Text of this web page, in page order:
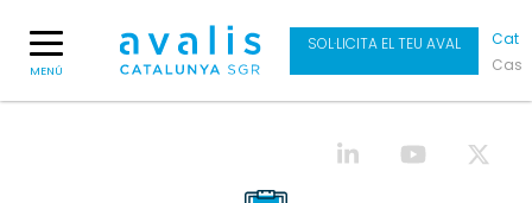
MENÚ
SOL·LICITA EL TEU AVAL
Cat
Cas